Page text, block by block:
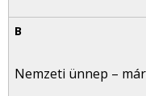
Nemzeti ünnep –